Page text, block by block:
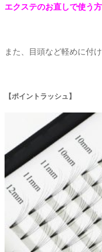
エクステのお直しで使う
また、目頭など軽めに付
ポイントラッシュ